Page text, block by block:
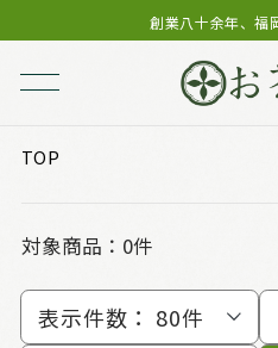
創業八十余年、福
TOP
対象商品：0件
表示件数： 80件